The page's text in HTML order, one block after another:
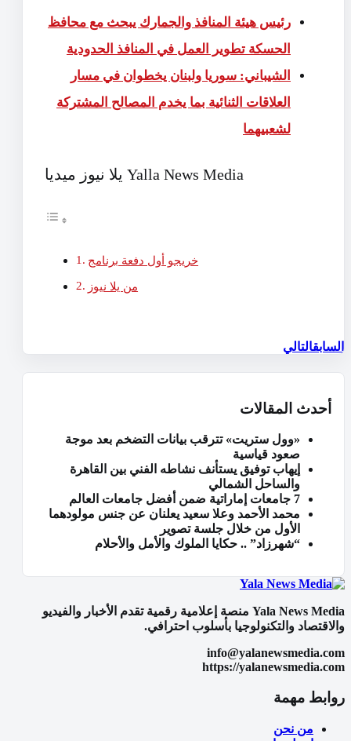
رئيس هيئة المنافذ والجمارك يبحث مع محافظ
الحسكة تطوير العمل في المنافذ الحدودية
الشيباني: سوريا ولبنان يخطوان في مسار
العلاقات الثنائية بما يخدم المصالح المشتركة
لشعبيهما
يلا نيوز ميديا Yalla News Media
خريجو أول دفعة برنامج
من يلا نيوز
السابقالتالي
أحدث المقالات
«وول ستريت» تترقب بيانات التضخم بعد موجة
صعود قياسية
إيهاب توفيق يستأنف نشاطه الفني بين القاهرة
والساحل الشمالي
7 جامعات إماراتية ضمن أفضل جامعات العالم
محمد الأحمد وعلا سعيد يعلنان عن جنس مولودهما
الأول من خلال جلسة تصوير
“شهرزاد” .. حكايا الملوك والأمل والأحلام
Yala News Media منصة إعلامية رقمية تقدم الأخبار والفيديو
والاقتصاد والتكنولوجيا بأسلوب احترافي.
info@yalanewsmedia.com
https://yalanewsmedia.com
روابط مهمة
من نحن